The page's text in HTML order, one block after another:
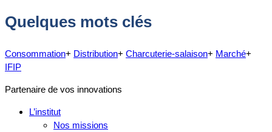
Quelques mots clés
Consommation+ Distribution+ Charcuterie-salaison+ Marché+
IFIP
Partenaire de vos innovations
L’institut
Nos missions